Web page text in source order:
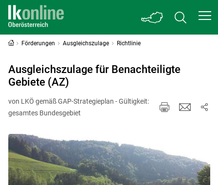
Förderungen Ausgleichszulage Richtlinie
Ausgleichszulage für Benachteiligte
Gebiete (AZ)
von LKÖ gemäß GAP-Strategieplan - Gültigkeit:
gesamtes Bundesgebiet